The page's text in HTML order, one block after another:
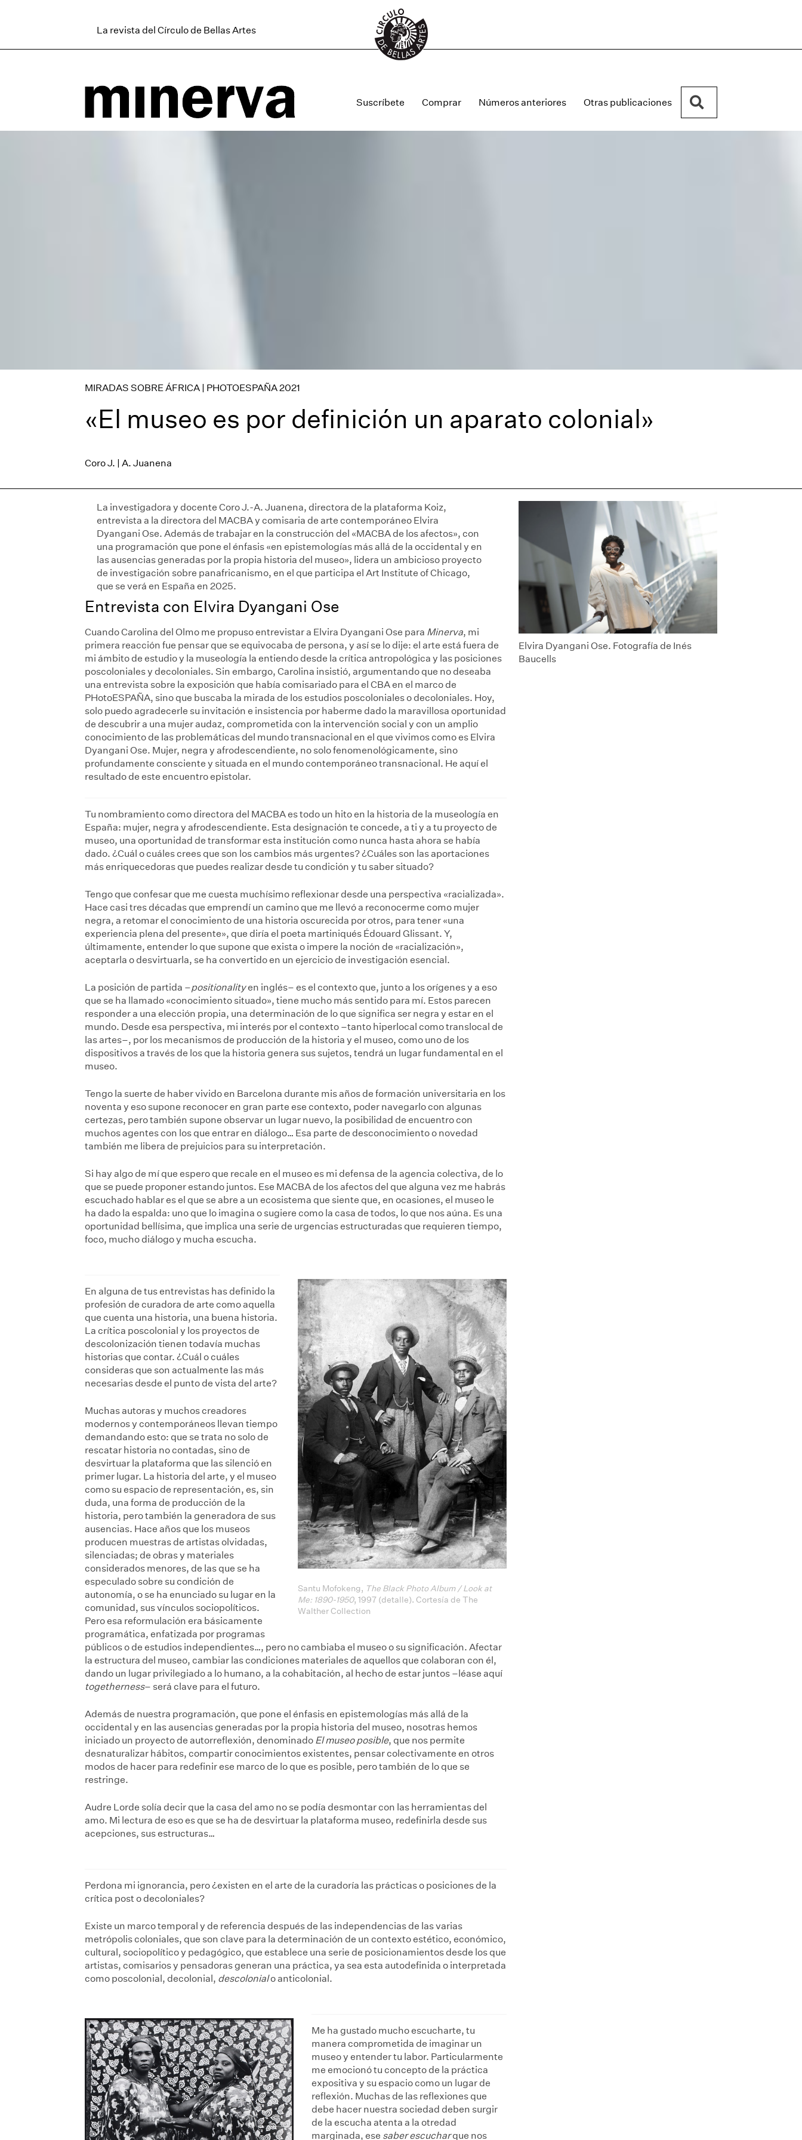
La revista del Círculo de Bellas Artes
Suscríbete Comprar Números anteriores Otras publicaciones
MIRADAS SOBRE ÁFRICA | PHOTOESPAÑA 2021
«El museo es por definición un aparato colonial»
Coro J. | A. Juanena
La investigadora y docente Coro J.-A. Juanena, directora de la plataforma Koiz,
entrevista a la directora del MACBA y comisaria de arte contemporáneo Elvira
Dyangani Ose. Además de trabajar en la construcción del «MACBA de los afectos», con
una programación que pone el énfasis «en epistemologías más allá de la occidental y en
las ausencias generadas por la propia historia del museo», lidera un ambicioso proyecto
de investigación sobre panafricanismo, en el que participa el Art Institute of Chicago,
que se verá en España en 2025.
Entrevista con Elvira Dyangani Ose
Cuando Carolina del Olmo me propuso entrevistar a Elvira Dyangani Ose para Minerva, mi
primera reacción fue pensar que se equivocaba de persona, y así se lo dije: el arte está fuera de
mi ámbito de estudio y la museología la entiendo desde la crítica antropológica y las posiciones
poscoloniales y decoloniales. Sin embargo, Carolina insistió, argumentando que no deseaba
una entrevista sobre la exposición que había comisariado para el CBA en el marco de
PHotoESPAÑA, sino que buscaba la mirada de los estudios poscoloniales o decoloniales. Hoy,
solo puedo agradecerle su invitación e insistencia por haberme dado la maravillosa oportunidad
de descubrir a una mujer audaz, comprometida con la intervención social y con un amplio
conocimiento de las problemáticas del mundo transnacional en el que vivimos como es Elvira
Dyangani Ose. Mujer, negra y afrodescendiente, no solo fenomenológicamente, sino
profundamente consciente y situada en el mundo contemporáneo transnacional. He aquí el
resultado de este encuentro epistolar.
Tu nombramiento como directora del MACBA es todo un hito en la historia de la museología en
España: mujer, negra y afrodescendiente. Esta designación te concede, a ti y a tu proyecto de
museo, una oportunidad de transformar esta institución como nunca hasta ahora se había
dado. ¿Cuál o cuáles crees que son los cambios más urgentes? ¿Cuáles son las aportaciones
más enriquecedoras que puedes realizar desde tu condición y tu saber situado?
Tengo que confesar que me cuesta muchísimo reflexionar desde una perspectiva «racializada».
Hace casi tres décadas que emprendí un camino que me llevó a reconocerme como mujer
negra, a retomar el conocimiento de una historia oscurecida por otros, para tener «una
experiencia plena del presente», que diría el poeta martiniqués Édouard Glissant. Y,
últimamente, entender lo que supone que exista o impere la noción de «racialización»,
aceptarla o desvirtuarla, se ha convertido en un ejercicio de investigación esencial.
La posición de partida –positionalityen inglés– es el contexto que, junto a los orígenes y a eso
que se ha llamado «conocimiento situado», tiene mucho más sentido para mí. Estos parecen
responder a una elección propia, una determinación de lo que significa ser negra y estar en el
mundo. Desde esa perspectiva, mi interés por el contexto –tanto hiperlocal como translocal de
las artes–, por los mecanismos de producción de la historia y el museo, como uno de los
dispositivos a través de los que la historia genera sus sujetos, tendrá un lugar fundamental en el
museo.
Tengo la suerte de haber vivido en Barcelona durante mis años de formación universitaria en los
noventa y eso supone reconocer en gran parte ese contexto, poder navegarlo con algunas
certezas, pero también supone observar un lugar nuevo, la posibilidad de encuentro con
muchos agentes con los que entrar en diálogo… Esa parte de desconocimiento o novedad
también me libera de prejuicios para su interpretación.
Si hay algo de mí que espero que recale en el museo es mi defensa de la agencia colectiva, de lo
que se puede proponer estando juntos. Ese MACBA de los afectos del que alguna vez me habrás
escuchado hablar es el que se abre a un ecosistema que siente que, en ocasiones, el museo le
ha dado la espalda: uno que lo imagina o sugiere como la casa de todos, lo que nos aúna. Es una
oportunidad bellísima, que implica una serie de urgencias estructuradas que requieren tiempo,
foco, mucho diálogo y mucha escucha.
Santu Mofokeng, The Black Photo Album / Look at
Me: 1890-1950, 1997 (detalle). Cortesía de The
Walther Collection
En alguna de tus entrevistas has definido la
profesión de curadora de arte como aquella
que cuenta una historia, una buena historia.
La crítica poscolonial y los proyectos de
descolonización tienen todavía muchas
historias que contar. ¿Cuál o cuáles
consideras que son actualmente las más
necesarias desde el punto de vista del arte?
Muchas autoras y muchos creadores
modernos y contemporáneos llevan tiempo
demandando esto: que se trata no solo de
rescatar historia no contadas, sino de
desvirtuar la plataforma que las silenció en
primer lugar. La historia del arte, y el museo
como su espacio de representación, es, sin
duda, una forma de producción de la
historia, pero también la generadora de sus
ausencias. Hace años que los museos
producen muestras de artistas olvidadas,
silenciadas; de obras y materiales
considerados menores, de las que se ha
especulado sobre su condición de
autonomía, o se ha enunciado su lugar en la
comunidad, sus vínculos sociopolíticos.
Pero esa reformulación era básicamente
programática, enfatizada por programas
públicos o de estudios independientes…, pero no cambiaba el museo o su significación. Afectar
la estructura del museo, cambiar las condiciones materiales de aquellos que colaboran con él,
dando un lugar privilegiado a lo humano, a la cohabitación, al hecho de estar juntos –léase aquí
togetherness– será clave para el futuro.
Además de nuestra programación, que pone el énfasis en epistemologías más allá de la
occidental y en las ausencias generadas por la propia historia del museo, nosotras hemos
iniciado un proyecto de autorreflexión, denominado El museo posible, que nos permite
desnaturalizar hábitos, compartir conocimientos existentes, pensar colectivamente en otros
modos de hacer para redefinir ese marco de lo que es posible, pero también de lo que se
restringe.
Audre Lorde solía decir que la casa del amo no se podía desmontar con las herramientas del
amo. Mi lectura de eso es que se ha de desvirtuar la plataforma museo, redefinirla desde sus
acepciones, sus estructuras…
Perdona mi ignorancia, pero ¿existen en el arte de la curadoría las prácticas o posiciones de la
crítica post o decoloniales?
Existe un marco temporal y de referencia después de las independencias de las varias
metrópolis coloniales, que son clave para la determinación de un contexto estético, económico,
cultural, sociopolítico y pedagógico, que establece una serie de posicionamientos desde los que
artistas, comisarios y pensadoras generan una práctica, ya sea esta autodefinida o interpretada
como poscolonial, decolonial, descolonialo anticolonial.
Me ha gustado mucho escucharte, tu
manera comprometida de imaginar un
museo y entender tu labor. Particularmente
me emocionó tu concepto de la práctica
expositiva y su espacio como un lugar de
reflexión. Muchas de las reflexiones que
debe hacer nuestra sociedad deben surgir
de la escucha atenta a la otredad
marginada, ese saber escucharque nos
Elvira Dyangani Ose. Fotografía de Inés
Baucells